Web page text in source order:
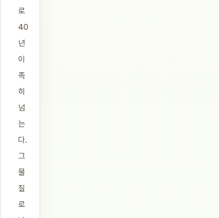
로
40
년
이
족
히
넘
는
다.
그
물
질
로